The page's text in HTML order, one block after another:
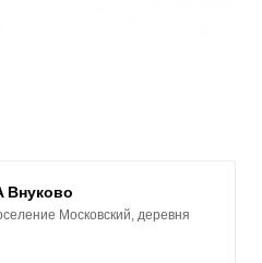
Внуково
Московский, деревня